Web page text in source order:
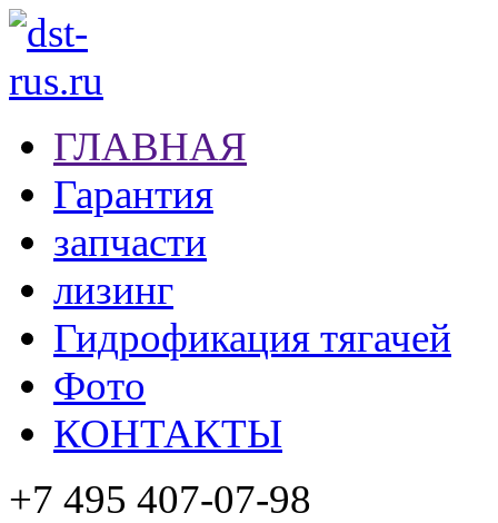
ГЛАВНАЯ
Гарантия
запчасти
лизинг
Гидрофикация тягачей
Фото
КОНТАКТЫ
+7 495 407-07-98